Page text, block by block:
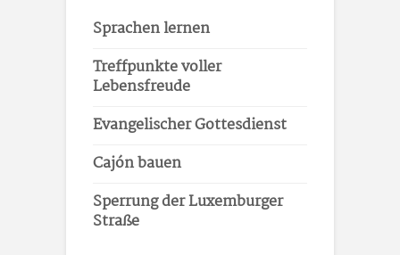
Sprachen lernen
Treffpunkte voller
Lebensfreude
Evangelischer Gottesdienst
Cajón bauen
Sperrung der Luxemburger
Straße